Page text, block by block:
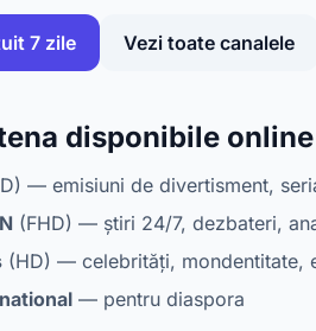
7 zile Vezi toate canalele
disponibile online
— emisiuni de divertisment,
(FHD) — știri 24/7, dezbateri,
(HD) — celebrități, mondentitate,
— pentru diaspora